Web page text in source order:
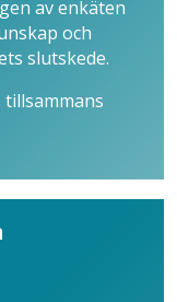
av enkäten
och
slutskede.